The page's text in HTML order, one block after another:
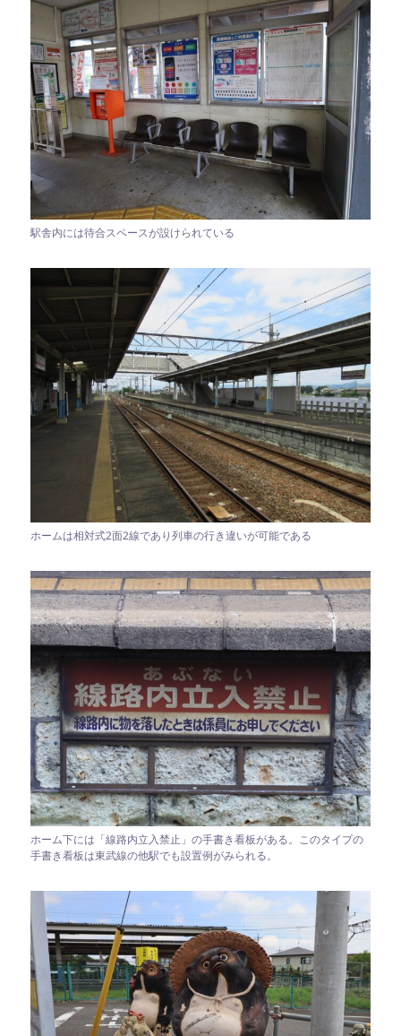
駅舎内には待合スペースが設けられている
ホームは相対式2面2線であり列車の行き違いが可能である
ホーム下には「線路内立入禁止」の手書き看板がある。このタイプの
手書き看板は東武線の他駅でも設置例がみられる。